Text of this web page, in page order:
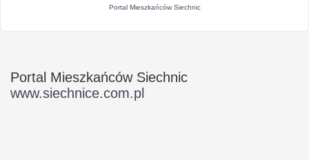
Portal Mieszkańców Siechnic
Portal Mieszkańców Siechnic
www.siechnice.com.pl